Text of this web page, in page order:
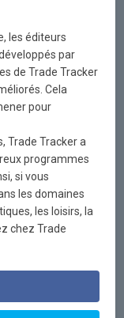
les éditeurs
par
de Trade Tracker
Cela
pour
Trade Tracker a
programmes
si vous
les domaines
les loisirs, la
chez Trade